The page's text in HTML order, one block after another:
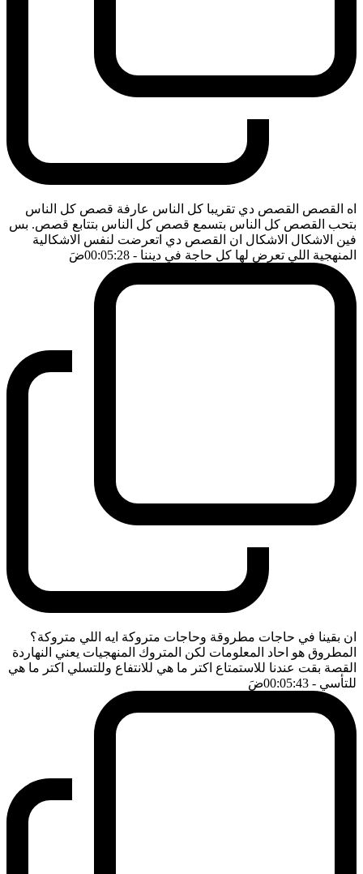
اه القصص القصص دي تقريبا كل الناس عارفة قصص كل الناس
بتحب القصص كل الناس بتسمع قصص كل الناس بتتابع قصص. بس
فين الاشكال الاشكال ان القصص دي اتعرضت لنفس الاشكالية
المنهجية اللي تعرض لها كل حاجة في ديننا - 00:05:28 ضَ
ان بقينا في حاجات مطروقة وحاجات متروكة ايه اللي متروكة؟
المطروق هو احاد المعلومات لكن المتروك المنهجيات يعني النهاردة
القصة بقت عندنا للاستمتاع اكتر ما هي للانتفاع وللتسلي اكتر ما هي
للتأسي - 00:05:43 ضَ